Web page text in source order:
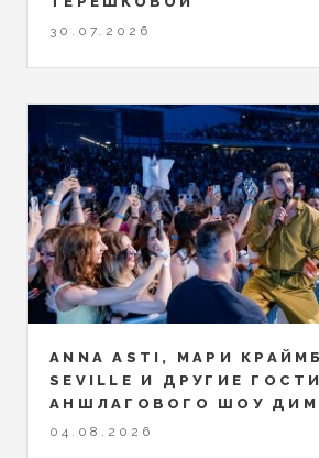
30.07.2026
ANNA ASTI, МАРИ
SEVILLE И ДРУГИЕ ГОСТИ
АНШЛАГОВОГО ШОУ
04.08.2026